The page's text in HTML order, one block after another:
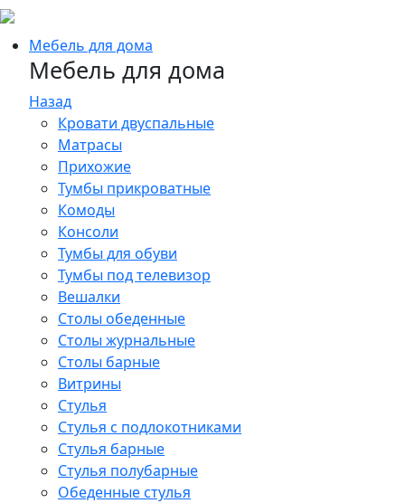
Мебель для дома
Мебель для дома
Назад
Кровати двуспальные
Матрасы
Прихожие
Тумбы прикроватные
Комоды
Консоли
Тумбы для обуви
Тумбы под телевизор
Вешалки
Столы обеденные
Столы журнальные
Столы барные
Витрины
Стулья
Стулья с подлокотниками
Стулья барные
Стулья полубарные
Обеденные стулья